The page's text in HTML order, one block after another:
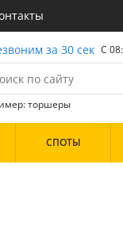
за 30 сек С
торшеры
СПОТЫ